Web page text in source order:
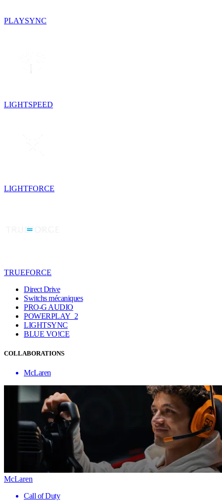
PLAYSYNC
LIGHTSPEED
LIGHTFORCE
TRUEFORCE
Direct Drive
Switchs mécaniques
PRO-G AUDIO
POWERPLAY 2
LIGHTSYNC
BLUE VO!CE
COLLABORATIONS
McLaren
McLaren
Call of Duty